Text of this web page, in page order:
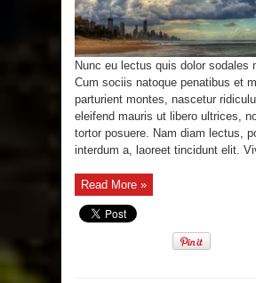
Nunc eu lectus quis dolor sodales
Cum sociis natoque penatibus et
parturient montes, nascetur
eleifend mauris ut libero ultrices,
tortor posuere. Nam diam lectus,
interdum a, laoreet tincidunt elit.
Read More »